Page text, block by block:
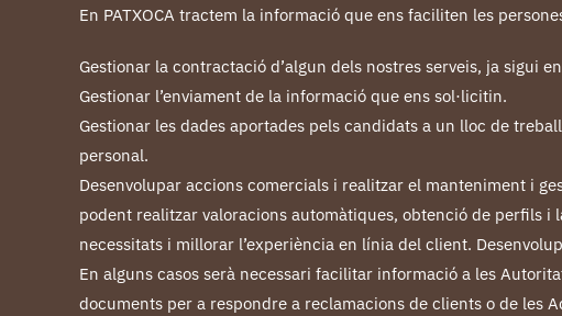
En PATXOCA tractem la informació que ens faciliten les
Gestionar la contractació d’algun dels nostres serveis, ja sigui
Gestionar l’enviament de la informació que ens sol·licitin.
Gestionar les dades aportades pels candidats a un lloc de
personal.
Desenvolupar accions comercials i realitzar el manteniment i
podent realitzar valoracions automàtiques, obtenció de perfils
necessitats i millorar l’experiència en línia del client.
En alguns casos serà necessari facilitar informació a les
documents per a respondre a reclamacions de clients o de les